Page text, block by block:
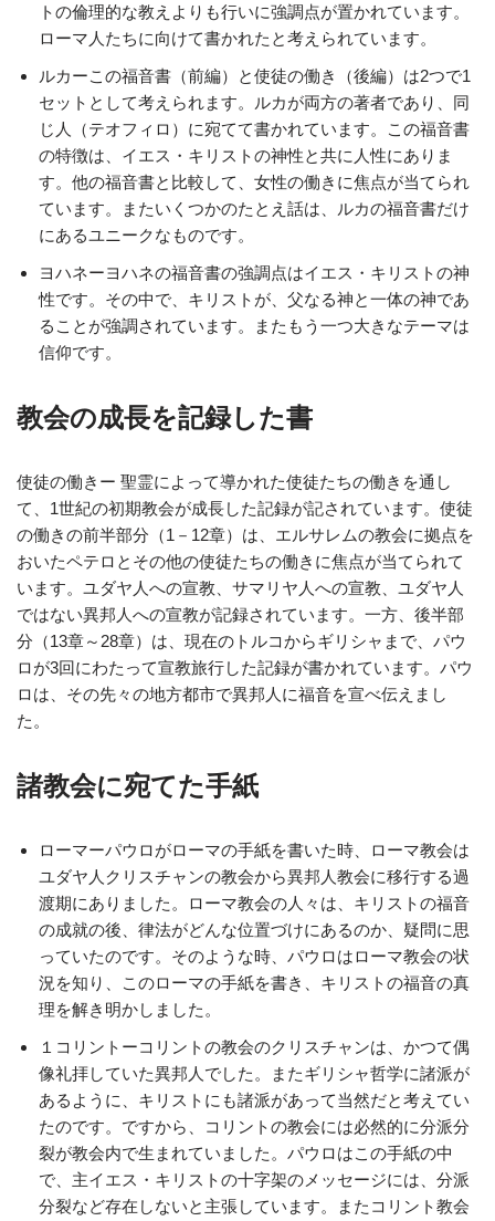
トの倫理的な教えよりも行いに強調点が置かれています。
ローマ人たちに向けて書かれたと考えられています。
ルカーこの福音書（前編）と使徒の働き（後編）は2つで1
セットとして考えられます。ルカが両方の著者であり、同
じ人（テオフィロ）に宛てて書かれています。この福音書
の特徴は、イエス・キリストの神性と共に人性にありま
す。他の福音書と比較して、女性の働きに焦点が当てられ
ています。またいくつかのたとえ話は、ルカの福音書だけ
にあるユニークなものです。
ヨハネーヨハネの福音書の強調点はイエス・キリストの神
性です。その中で、キリストが、父なる神と一体の神であ
ることが強調されています。またもう一つ大きなテーマは
信仰です。
教会の成長を記録した書
使徒の働きー 聖霊によって導かれた使徒たちの働きを通し
て、1世紀の初期教会が成長した記録が記されています。使徒
の働きの前半部分（1－12章）は、エルサレムの教会に拠点を
おいたペテロとその他の使徒たちの働きに焦点が当てられて
います。ユダヤ人への宣教、サマリヤ人への宣教、ユダヤ人
ではない異邦人への宣教が記録されています。一方、後半部
分（13章～28章）は、現在のトルコからギリシャまで、パウ
ロが3回にわたって宣教旅行した記録が書かれています。パウ
ロは、その先々の地方都市で異邦人に福音を宣べ伝えまし
た。
諸教会に宛てた手紙
ローマーパウロがローマの手紙を書いた時、ローマ教会は
ユダヤ人クリスチャンの教会から異邦人教会に移行する過
渡期にありました。ローマ教会の人々は、キリストの福音
の成就の後、律法がどんな位置づけにあるのか、疑問に思
っていたのです。そのような時、パウロはローマ教会の状
況を知り、このローマの手紙を書き、キリストの福音の真
理を解き明かしました。
１コリントーコリントの教会のクリスチャンは、かつて偶
像礼拝していた異邦人でした。またギリシャ哲学に諸派が
あるように、キリストにも諸派があって当然だと考えてい
たのです。ですから、コリントの教会には必然的に分派分
裂が教会内で生まれていました。パウロはこの手紙の中
で、主イエス・キリストの十字架のメッセージには、分派
分裂など存在しないと主張しています。またコリント教会